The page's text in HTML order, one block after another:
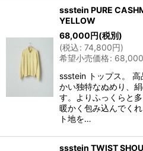
ssstein PURE
YELLOW
68,000円(税別)
(税込: 74,800円)
希望小売価格: 68,000
ssstein トップス。 高
かい独特なぬめり、
す。よりふっくらと
暖かく包み込んでく
ト地を…
ssstein TWIST